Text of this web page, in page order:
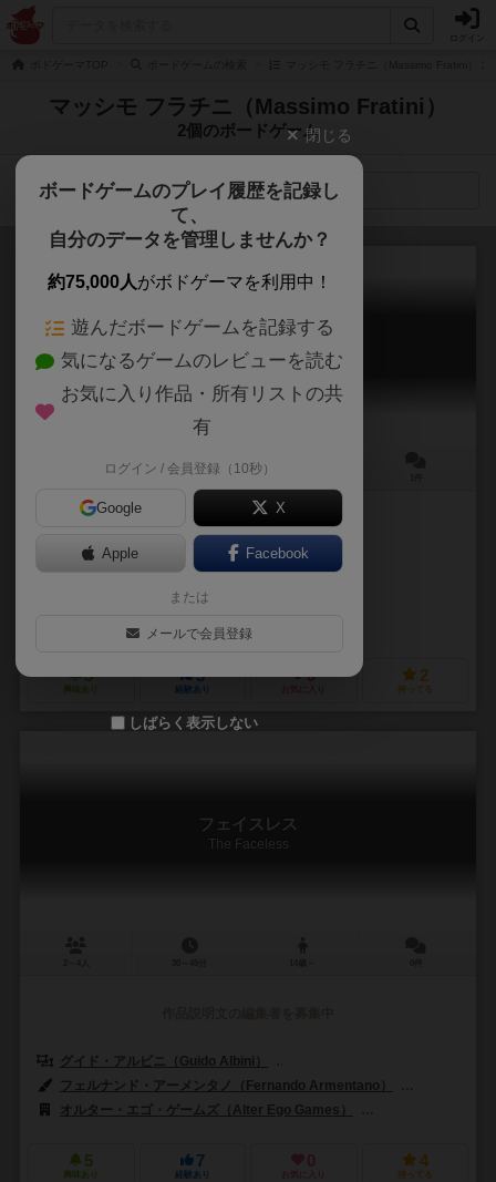
マッシモ フラチニ（Massimo Fratini）
2個のボードゲーム
検索メニュー
寿司戦争
Sushi War: All You Can Hit!
20～45分
作品説明文の編集者を募集中
ダリオ・ドードリー（Dario Dordoni）
マッシモ・フラチニ（Massimo Fratini）
コスプラ・ヨウ（CosplaYou）
5
興味あり
3
経験あり
0 2
持ってる
フェイスレス
The Faceless
グイド・アルビニ（Guido Albini）
フェルナンド・アーメンタノ（Fernando Armentano）
オルター・エゴ・ゲームズ（Alter Ego Games）
5
興味あり
7
経験あり
0
お気に入り
4
持ってる
閉じる
ボードゲームのプレイ履歴を記録し
て、
自分のデータを管理しませんか？
約75,000人がボドゲーマを利用中！
遊んだボードゲームを記録する
気になるゲームのレビューを読む
お気に入り作品・所有リストの共
有
ログイン / 会員登録（10秒）
Google X
Apple Facebook
または
メールで会員登録
しばらく表示しない